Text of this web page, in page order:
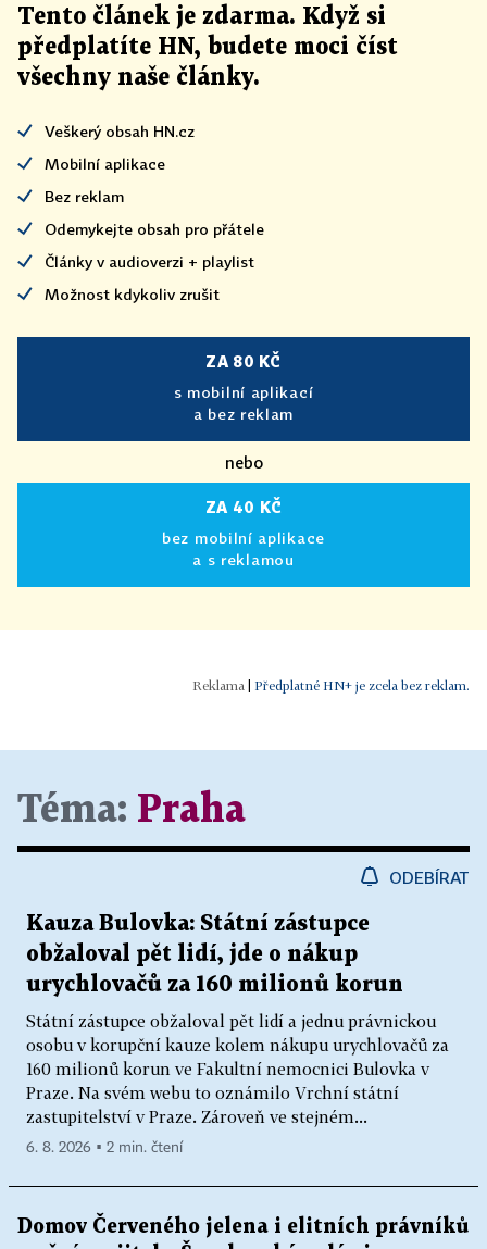
Tento článek je zdarma. Když si
předplatíte HN, budete moci číst
všechny naše články.
Veškerý obsah HN.cz
Mobilní aplikace
Bez reklam
Odemykejte obsah pro přátele
Články v audioverzi + playlist
Možnost kdykoliv zrušit
ZA 80 KČ
s mobilní aplikací
a bez reklam
nebo
ZA 40 KČ
bez mobilní aplikace
a s reklamou
| Předplatné HN+ je zcela bez reklam.
Téma: Praha
ODEBÍRAT
Kauza Bulovka: Státní zástupce
obžaloval pět lidí, jde o nákup
urychlovačů za 160 milionů korun
Státní zástupce obžaloval pět lidí a jednu právnickou
osobu v korupční kauze kolem nákupu urychlovačů za
160 milionů korun ve Fakultní nemocnici Bulovka v
Praze. Na svém webu to oznámilo Vrchní státní
zastupitelství v Praze. Zároveň ve stejném...
6. 8. 2026 ▪ 2 min. čtení
Domov Červeného jelena i elitních právníků